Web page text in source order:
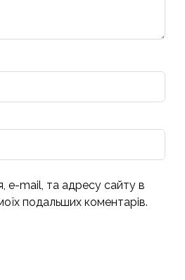
e-mail, та адресу сайту в
подальших коментарів.